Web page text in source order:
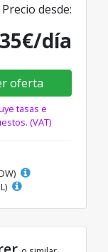
Precio desde:
35€/día
oferta
tasas e
(VAT)